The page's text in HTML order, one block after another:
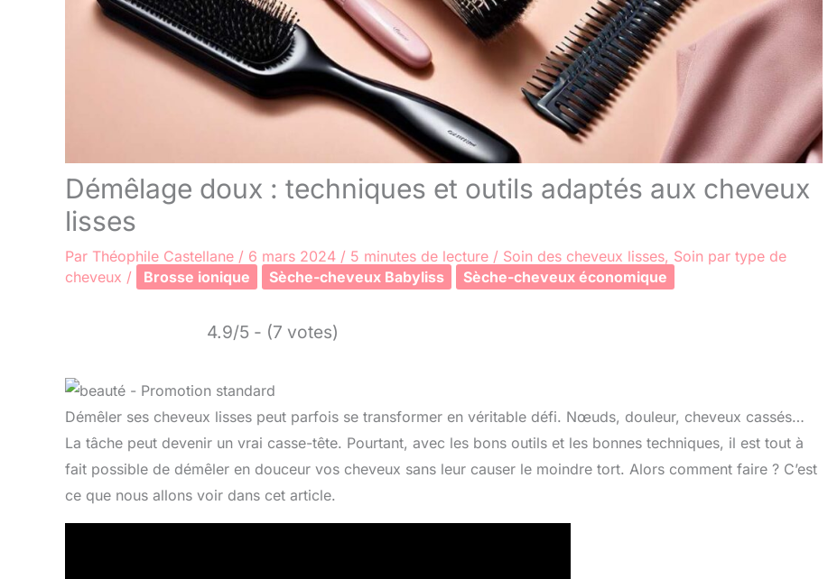
Démêlage doux : techniques et outils adaptés aux cheveux
lisses
Par Théophile Castellane / 6 mars 2024 / 5 minutes de lecture / Soin des cheveux lisses, Soin par type de
cheveux / Brosse ionique Sèche-cheveux Babyliss Sèche-cheveux économique
4.9/5 - (7 votes)
Démêler ses cheveux lisses peut parfois se transformer en véritable défi. Nœuds, douleur, cheveux cassés…
La tâche peut devenir un vrai casse-tête. Pourtant, avec les bons outils et les bonnes techniques, il est tout à
fait possible de démêler en douceur vos cheveux sans leur causer le moindre tort. Alors comment faire ? C’est
ce que nous allons voir dans cet article.